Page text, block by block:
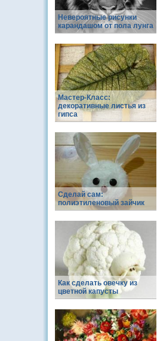
Невероятные рисунки
карандашом от пола лунга
Мастер-Класс:
декоративные листья из
гипса
Сделай сам:
полиэтиленовый зайчик
Как сделать овечку из
цветной капусты